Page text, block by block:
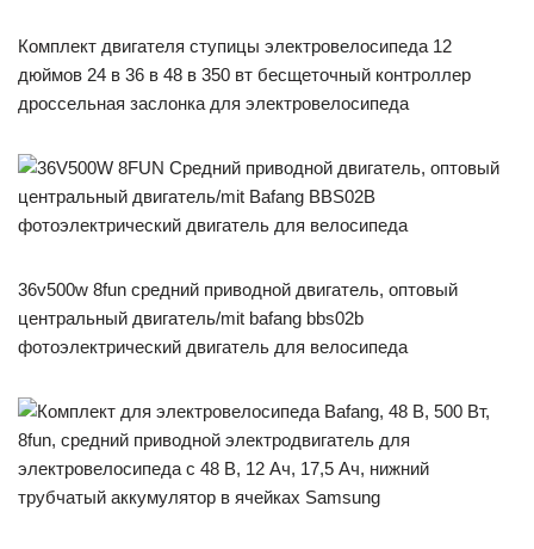
Комплект двигателя ступицы электровелосипеда 12
дюймов 24 в 36 в 48 в 350 вт бесщеточный контроллер
дроссельная заслонка для электровелосипеда
36v500w 8fun средний приводной двигатель, оптовый
центральный двигатель/mit bafang bbs02b
фотоэлектрический двигатель для велосипеда